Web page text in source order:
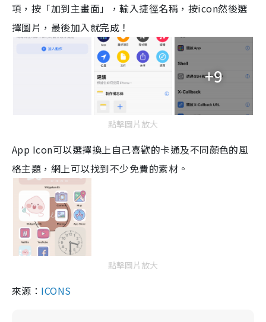
項，按「加到主畫面」，輸入捷徑名稱，按icon然後選
擇圖片，最後加入就完成！
+9
點擊圖片放大
App Icon可以選擇換上自己喜歡的卡通及不同顏色的風
格主題，網上可以找到不少免費的素材 。
點擊圖片放大
來源： ICONS